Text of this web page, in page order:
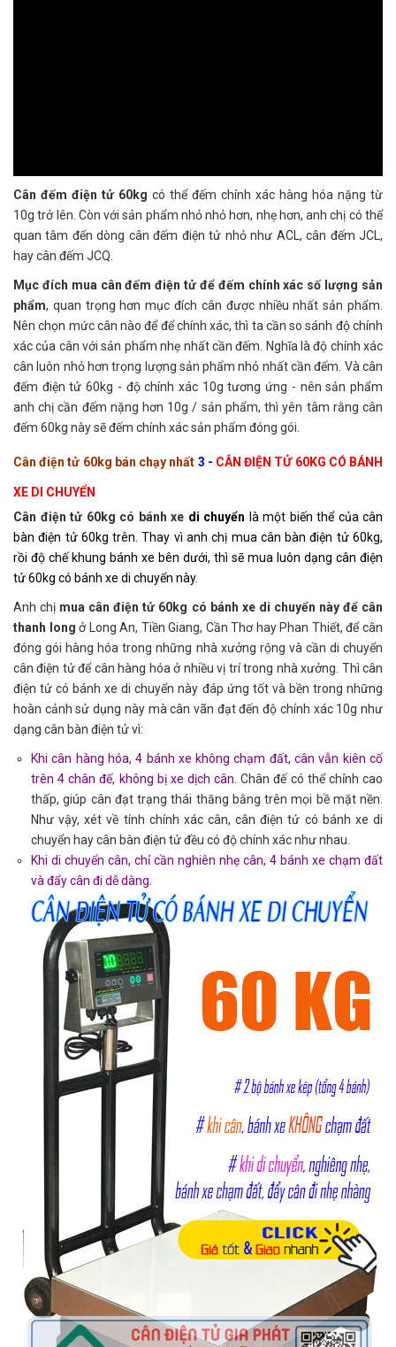
Cân đếm điện tử 60kg có thể đếm chính xác hàng hóa nặng từ
10g trở lên. Còn với sản phẩm nhỏ nhỏ hơn, nhẹ hơn, anh chị có thể
quan tâm đến dòng cân đếm điện tử nhỏ như ACL, cân đếm JCL,
hay cân đếm JCQ.
Mục đích mua cân đếm điện tử để đếm chính xác số lượng sản
phẩm, quan trọng hơn mục đích cân được nhiều nhất sản phẩm.
Nên chọn mức cân nào để để chính xác, thì ta cần so sánh độ chính
xác của cân với sản phẩm nhẹ nhất cần đếm. Nghĩa là độ chính xác
cân luôn nhỏ hơn trọng lượng sản phẩm nhỏ nhất cần đếm. Và cân
đếm điện tử 60kg - độ chính xác 10g tương ứng - nên sản phẩm
anh chị cần đếm nặng hơn 10g / sản phẩm, thì yên tâm rằng cân
đếm 60kg này sẽ đếm chính xác sản phẩm đóng gói.
Cân điện tử 60kg bán chạy nhất 3 - CÂN ĐIỆN TỬ 60KG CÓ BÁNH
XE DI CHUYỂN
Cân điện tử 60kg có bánh xe di chuyển là một biến thể của cân
bàn điện tử 60kg trên. Thay vì anh chị mua cân bàn điện tử 60kg,
rồi độ chế khung bánh xe bên dưới, thì sẽ mua luôn dạng cân điện
tử 60kg có bánh xe di chuyển này.
Anh chị mua cân điện tử 60kg có bánh xe di chuyển này để cân
thanh long ở Long An, Tiền Giang, Cần Thơ hay Phan Thiết, để cân
đóng gói hàng hóa trong những nhà xưởng rộng và cần di chuyển
cân điện tử để cân hàng hóa ở nhiều vị trí trong nhà xưởng. Thì cân
điện tử có bánh xe di chuyển này đáp ứng tốt và bền trong những
hoàn cảnh sử dụng này mà cân vãn đạt đến độ chính xác 10g như
dạng cân bàn điện tử vì:
Khi cân hàng hóa, 4 bánh xe không chạm đất, cân vẫn kiên cố
trên 4 chân đế, không bị xe dịch cân . Chân đế có thể chỉnh cao
thấp, giúp cân đạt trạng thái thăng bằng trên mọi bề mặt nền.
Như vậy, xét về tính chính xác cân, cân điện tử có bánh xe di
chuyển hay cân bàn điện tử đều có độ chính xác như nhau.
Khi di chuyển cân, chỉ cần nghiên nhẹ cân, 4 bánh xe chạm đất
và đẩy cân đi dễ dàng.